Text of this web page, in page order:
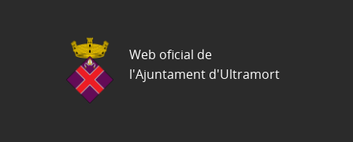
Web oficial de
l'Ajuntament d'Ultramort